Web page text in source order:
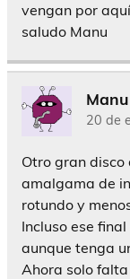
vengan por
saludo Manu
Manu
20 de
Otro gran disco
amalgama de
rotundo y
Incluso ese
aunque tenga
Ahora solo